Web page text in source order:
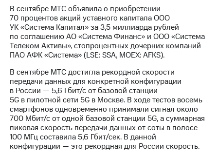
В сентябре МТС объявила о приобретении
70 процентов акций уставного капитала ООО
УК «Система Капитал» за 3,5 миллиарда рублей
по соглашению АО «Система Финанс» и ООО «Система
Телеком Активы», стопроцентных дочерних компаний
ПАО АФК «Система» (LSE: SSA, MOEX: AFKS).
В сентябре МТС достигла рекордной скорости
передачи данных для конкретной конфигурации
в России — 5,6 Гбит/с от базовой станции
5G в пилотной сети 5G в Москве. В ходе тестов восемь
смартфонов одновременно принимали сигнал около
700 Мбит/с от одной базовой станции 5G, а суммарная
пиковая скорость передачи данных от соты в полосе
100 МГц составила 5,6 Гбит/сек. В данной
конфигурации — это рекордная для России скорость.